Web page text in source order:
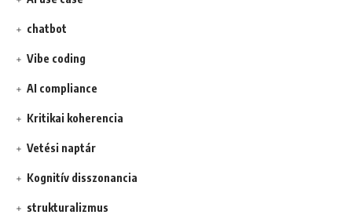
chatbot
Vibe coding
AI compliance
Kritikai koherencia
Vetési naptár
Kognitív disszonancia
strukturalizmus